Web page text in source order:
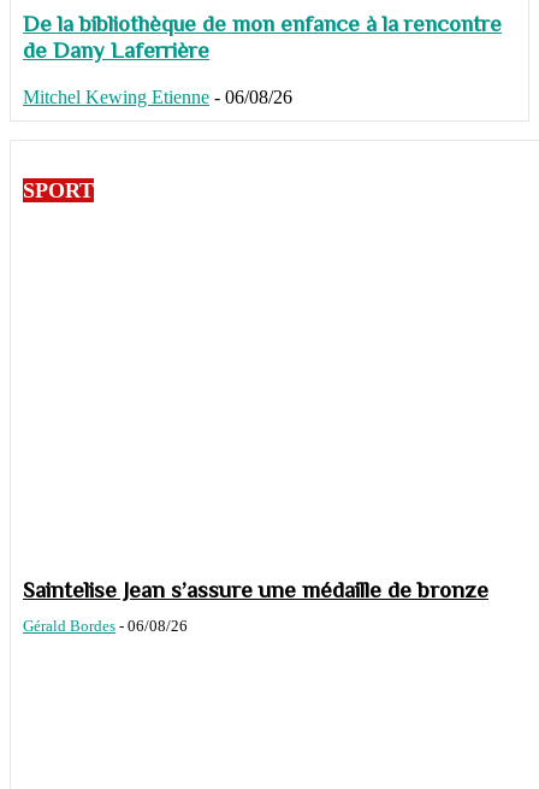
De la bibliothèque de mon enfance à la rencontre
de Dany Laferrière
Mitchel Kewing Etienne - 06/08/26
SPORT
Saintelise Jean s’assure une médaille de bronze
Gérald Bordes - 06/08/26